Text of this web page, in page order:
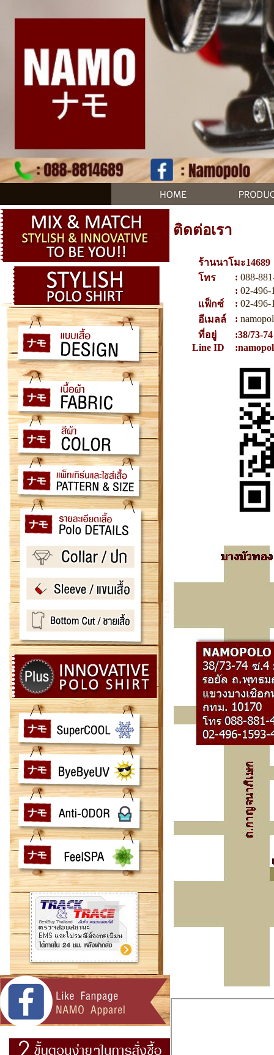
ติดต่อเรา
ร้านนาโมะ14689
โทร
: 088-
: 02-496-
แฟ็กซ์
: 02-496-
อีเมลล์
:
ที่อยู่
:38/73-
Line ID